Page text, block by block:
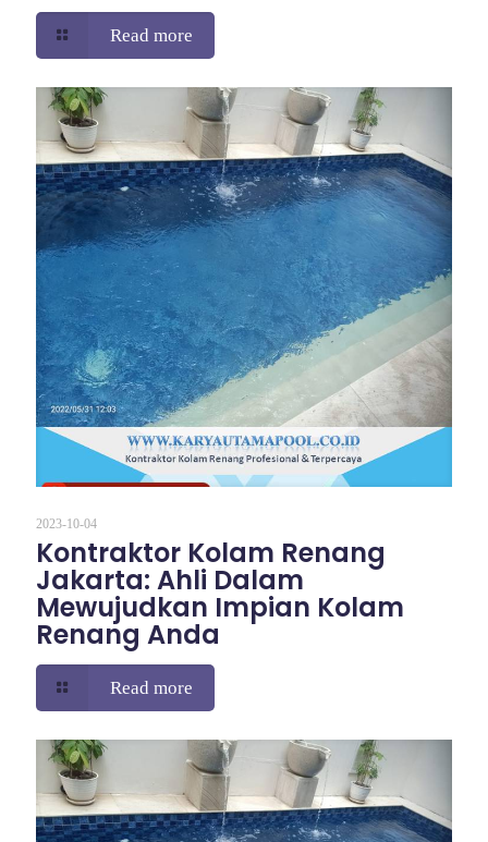
Read more
2023-10-04
Kontraktor Kolam Renang
Jakarta: Ahli Dalam
Mewujudkan Impian Kolam
Renang Anda
Read more